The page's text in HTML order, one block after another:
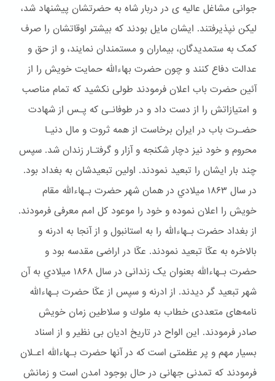
جوانی مشاغل عالیه ی در دربار شاه به حضرتشان پیشنهاد شد،
لیکن نپذیرفتند. ایشان مایل بودند که بیشتر اوقاتشان را صرف
کمک به ستمدیدگان، بیماران و مستمندان نمایند، و از حق و
عدالت دفاع کنند و چون حضرت بهاءالله حمایت خویش را از
آئین حضرت باب اعلان فرمودند طولی نکشید که تمام مناصب
و امتیازاتش را از دست داد و در طوفانـی که پـس از شهادت
حضـرت باب در ایران برخاست از همه ثروت و مال دنیـا
محروم و خود نیز دچار شكنجه و آزار و گرفتـار زندان شد. سپس
چند بار ایشان را تبعید نمودند. اولین تبعیدشان به بغداد بود.
در سال ۱۸۶۳ ميلادي در همان شهر حضرت بـهاءالله مقام
خويش را اعلان نموده و خود را موعود کل امم معرفی فرمودند.
از بغداد حضرت بـهاءالله را به استانبول و از آنجا به ادرنه و
بالاخره به عکّا تبعید نمودند. عکّا در اراضی مقدسه بود و
حضرت بـهاءالله بعنوان یک زندانی در سال ۱۸۶۸ ميلادي به آن
شهر تبعيد گر ديدند. از ادرنه و سپس از عکّا حضرت بـهاءالله
نامه‌های متعددی خطاب به ملوك و سلاطین زمان خویش
صادر فرمودند. این الواح در تاریخ ادیان بی نظیر و از اسناد
بسیار مهم و پر عظمتی است که در آنها حضرت بـهاءالله اعـلان
فرمودند که تمدنی جهانی در حال بوجود امدن است و زمانش